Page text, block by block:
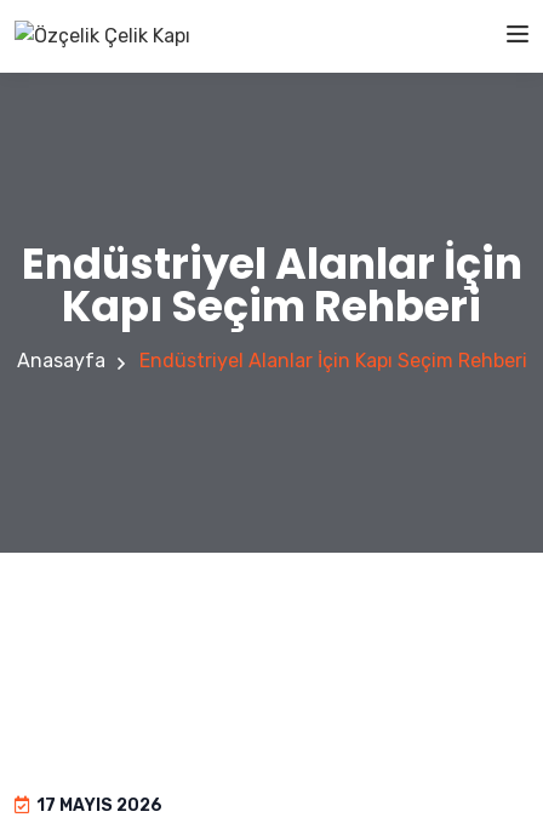
Endüstriyel Alanlar İçin
Kapı Seçim Rehberi
Anasayfa Endüstriyel Alanlar İçin Kapı Seçim Rehberi
17 MAYIS 2026